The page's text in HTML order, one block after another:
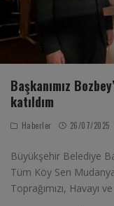
Başkanımız
katıldım
Haberler 26/07/2025
Büyükşehir Belediye
Tüm Köy Sen
Toprağımızı, Havayı